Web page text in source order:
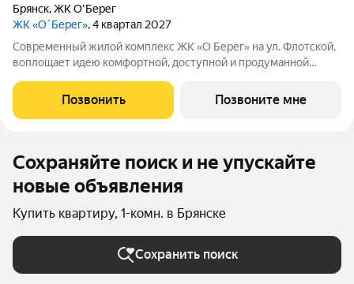
Брянск,ЖК О'Берег
ЖК «О`Берег», 4 квартал 2027
Современный жилой комплекс ЖК «О Берег» на ул. Флотской,
воплощает идею комфортной, доступной и продуманной
экологически благоприятной зоне города. Панорамный вид на
воду и зелёные аллеи
Позвонить Позвоните мне
Сохраняйте поиск и не упускайте
новые объявления
Купить квартиру, 1-комн. в Брянске
Сохранить поиск